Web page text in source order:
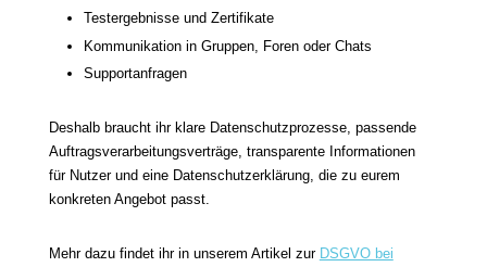
Testergebnisse und Zertifikate
Kommunikation in Gruppen, Foren oder Chats
Supportanfragen
Deshalb braucht ihr klare Datenschutzprozesse, passende
Auftragsverarbeitungsverträge, transparente Informationen
für Nutzer und eine Datenschutzerklärung, die zu eurem
konkreten Angebot passt.
Mehr dazu findet ihr in unserem Artikel zur DSGVO bei